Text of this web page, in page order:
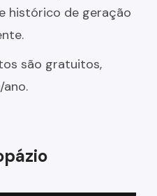
histórico de geração
são gratuitos,